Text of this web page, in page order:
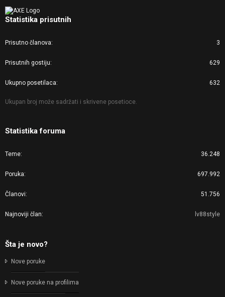
Statistika prisutnih
Prisutno članova 3
Prisutnih gostiju 629
Ukupno posetilaca 632
Ukupan broj može sadržati i skrivene posetioce.
Statistika foruma
Teme 36.248
Poruka 697.992
Članovi 51.756
Najnoviji član lv88style
Šta je novo?
Nove poruke
Nove poruke na profilima